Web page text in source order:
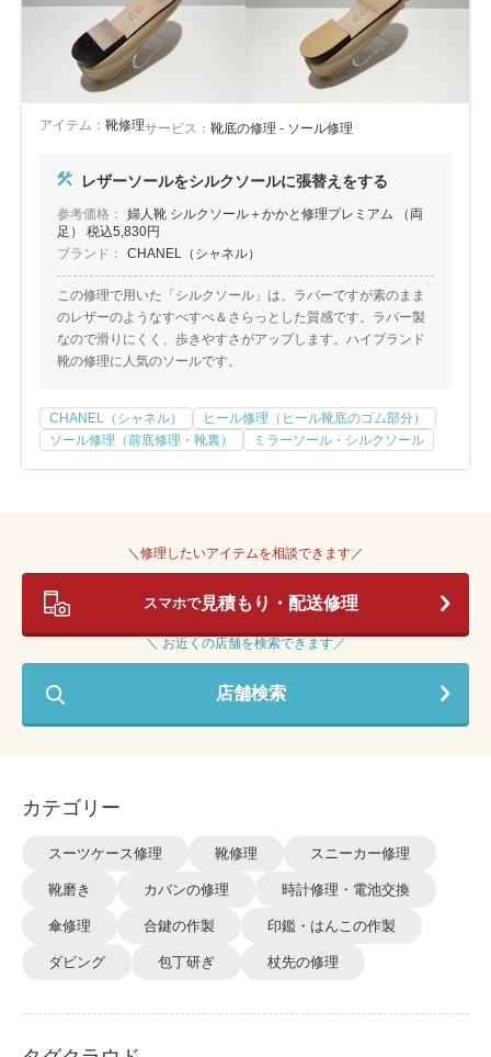
アイテム： 靴修理サービス： 靴底の修理 - ソール修理
レザーソールをシルクソールに張替えをする
参考価格：
婦人靴 シルクソール＋かかと修理プレミアム （両
足） 税込5,830円
ブランド：
CHANEL（シャネル）
この修理で用いた「シルクソール」は、ラバーですが素のまま
のレザーのようなすべすべ＆さらっとした質感です。ラバー製
なので滑りにくく、歩きやすさがアップします。ハイブランド
靴の修理に人気のソールです。
CHANEL（シャネル）
ヒール修理（ヒール靴底のゴム部分）
ソール修理（前底修理・靴裏）
ミラーソール・シルクソール
＼修理したいアイテムを相談できます／
スマホで見積もり・配送修理
＼ お近くの店舗を検索できます／
店舗検索
カテゴリー
スーツケース修理 靴修理 スニーカー修理
靴磨き カバンの修理 時計修理・電池交換
傘修理 合鍵の作製 印鑑・はんこの作製
ダビング 包丁研ぎ 杖先の修理